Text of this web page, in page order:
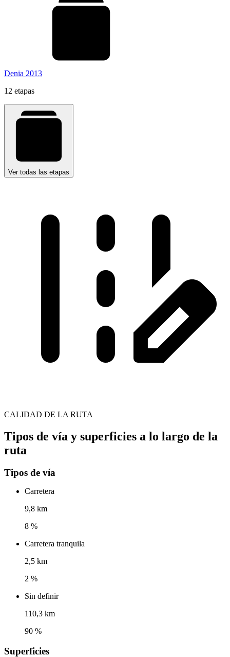
Denia 2013
12 etapas
Ver todas las etapas
CALIDAD DE LA RUTA
Tipos de vía y superficies a lo largo de la
ruta
Tipos de vía
Carretera
9,8 km
8 %
Carretera tranquila
2,5 km
2 %
Sin definir
110,3 km
90 %
Superficies